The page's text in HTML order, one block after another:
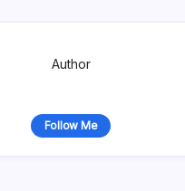
Author
Follow Me